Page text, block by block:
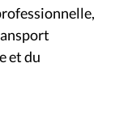
et du